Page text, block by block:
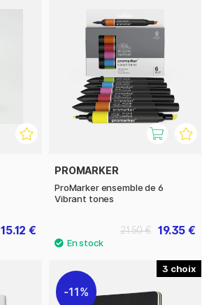
15.12 €
PROMARKER
ProMarker ensemble de 6
Vibrant tones
19.35 €
21.50 €
3
11%